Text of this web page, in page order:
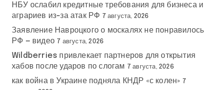
НБУ ослабил кредитные требования для бизнеса и
аграриев из-за атак РФ 7 августа, 2026
Заявление Навроцкого о москалях не понравилось
РФ — видео 7 августа, 2026
Wildberries привлекает партнеров для открытия
хабов после ударов по слогам 7 августа, 2026
как война в Украине подняла КНДР «с колен» 7